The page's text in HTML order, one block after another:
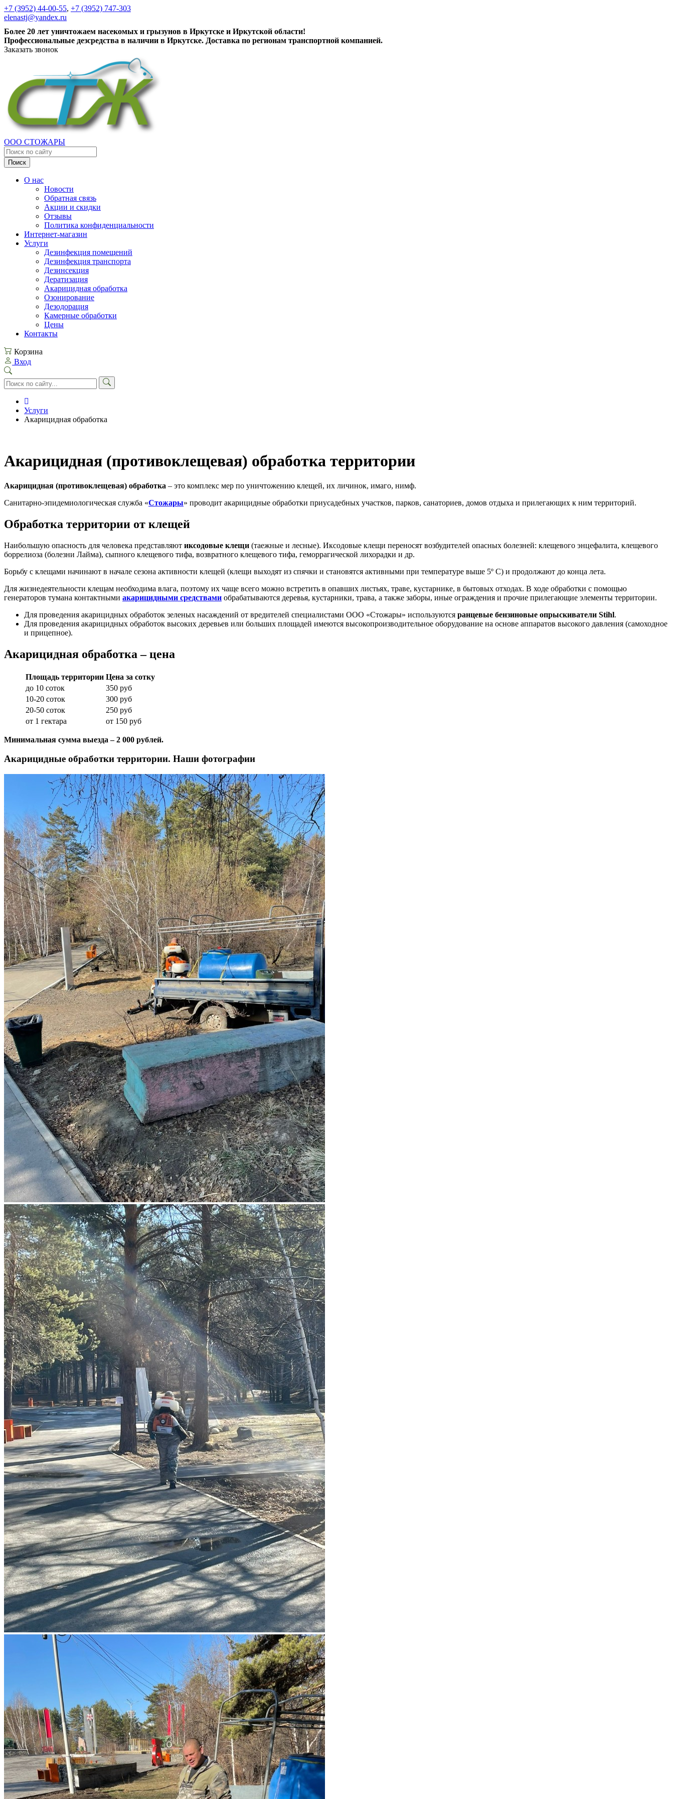
+7 (3952) 44-00-55, +7 (3952) 747-303
elenastj@yandex.ru
Более 20 лет уничтожаем насекомых и грызунов в Иркутске и Иркутской области!
Профессиональные дезсредства в наличии в Иркутске. Доставка по регионам транспортной компанией.
Заказать звонок
ООО СТОЖАРЫ
Поиск
О нас
Новости
Обратная связь
Акции и скидки
Отзывы
Политика конфиденциальности
Интернет-магазин
Услуги
Дезинфекция помещений
Дезинфекция транспорта
Дезинсекция
Дератизация
Акарицидная обработка
Озонирование
Дезодорация
Камерные обработки
Цены
Контакты
Корзина
Вход
Услуги
Акарицидная обработка
Акарицидная (противоклещевая) обработка территории
Акарицидная (противоклещевая) обработка – это комплекс мер по уничтожению клещей, их личинок, имаго, нимф.
Санитарно-эпидемиологическая служба «Стожары» проводит акарицидные обработки приусадебных участков, парков, санаториев, домов отдыха и прилегающих к ним территорий.
Обработка территории от клещей
Наибольшую опасность для человека представляют иксодовые клещи (таежные и лесные). Иксодовые клещи переносят возбудителей опасных болезней: клещевого энцефалита, клещевого
боррелиоза (болезни Лайма), сыпного клещевого тифа, возвратного клещевого тифа, геморрагической лихорадки и др.
Борьбу с клещами начинают в начале сезона активности клещей (клещи выходят из спячки и становятся активными при температуре выше 5º С) и продолжают до конца лета.
Для жизнедеятельности клещам необходима влага, поэтому их чаще всего можно встретить в опавших листьях, траве, кустарнике, в бытовых отходах. В ходе обработки с помощью
генераторов тумана контактными акарицидными средствами обрабатываются деревья, кустарники, трава, а также заборы, иные ограждения и прочие прилегающие элементы территории.
Для проведения акарицидных обработок зеленых насаждений от вредителей специалистами ООО «Стожары» используются ранцевые бензиновые опрыскиватели Stihl.
Для проведения акарицидных обработок высоких деревьев или больших площадей имеются высокопроизводительное оборудование на основе аппаратов высокого давления (самоходное
и прицепное).
Акарицидная обработка – цена
Площадь территории Цена за сотку
до 10 соток
350 руб
10-20 соток
300 руб
20-50 соток
250 руб
от 1 гектара
от 150 руб
Минимальная сумма выезда – 2 000 рублей.
Акарицидные обработки территории. Наши фотографии